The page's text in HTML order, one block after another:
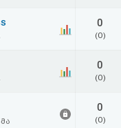
0
(0)
0
(0)
0
(0)